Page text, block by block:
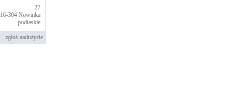
27
16-304 Nowinka
podlaskie
zgłoś nadużycie